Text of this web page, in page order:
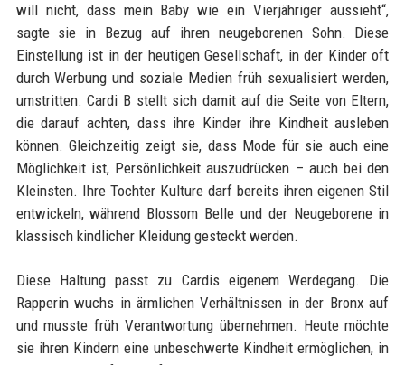
will nicht, dass mein Baby wie ein Vierjähriger aussieht“,
sagte sie in Bezug auf ihren neugeborenen Sohn. Diese
Einstellung ist in der heutigen Gesellschaft, in der Kinder oft
durch Werbung und soziale Medien früh sexualisiert werden,
umstritten. Cardi B stellt sich damit auf die Seite von Eltern,
die darauf achten, dass ihre Kinder ihre Kindheit ausleben
können. Gleichzeitig zeigt sie, dass Mode für sie auch eine
Möglichkeit ist, Persönlichkeit auszudrücken – auch bei den
Kleinsten. Ihre Tochter Kulture darf bereits ihren eigenen Stil
entwickeln, während Blossom Belle und der Neugeborene in
klassisch kindlicher Kleidung gesteckt werden.
Diese Haltung passt zu Cardis eigenem Werdegang. Die
Rapperin wuchs in ärmlichen Verhältnissen in der Bronx auf
und musste früh Verantwortung übernehmen. Heute möchte
sie ihren Kindern eine unbeschwerte Kindheit ermöglichen, in